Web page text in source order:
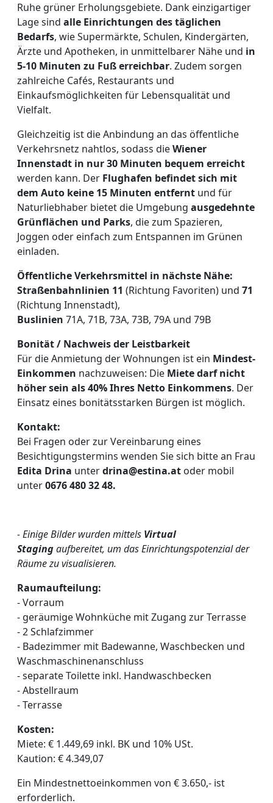
Ruhe grüner Erholungsgebiete. Dank einzigartiger
Lage sind alle Einrichtungen des täglichen
Bedarfs, wie Supermärkte, Schulen, Kindergärten,
Ärzte und Apotheken, in unmittelbarer Nähe und in
5-10 Minuten zu Fuß erreichbar. Zudem sorgen
zahlreiche Cafés, Restaurants und
Einkaufsmöglichkeiten für Lebensqualität und
Vielfalt.
Gleichzeitig ist die Anbindung an das öffentliche
Verkehrsnetz nahtlos, sodass dieWiener
Innenstadt in nur 30 Minuten bequem erreicht
werden kann. Der Flughafen befindet sich mit
dem Auto keine 15 Minuten entfernt und für
Naturliebhaber bietet die Umgebung ausgedehnte
Grünflächen und Parks, die zum Spazieren,
Joggen oder einfach zum Entspannen im Grünen
einladen.
Öffentliche Verkehrsmittel in nächste Nähe:
Straßenbahnlinien 11 (Richtung Favoriten) und 71
(Richtung Innenstadt),
Buslinien 71A, 71B, 73A, 73B, 79A und 79B
Bonität / Nachweis der Leistbarkeit
Für die Anmietung der Wohnungen ist ein Mindest-
Einkommen nachzuweisen: Die Miete darf nicht
höher sein als 40% Ihres Netto Einkommens. Der
Einsatz eines bonitätsstarken Bürgen ist möglich.
Kontakt:
Bei Fragen oder zur Vereinbarung eines
Besichtigungstermins wenden Sie sich bitte an Frau
Edita Drina unterdrina@estina.at oder mobil
unter0676 480 32 48.
- Einige Bilder wurden mittels Virtual
Stagingaufbereitet, um das Einrichtungspotenzial der
Räume zu visualisieren.
Raumaufteilung:
- Vorraum
- geräumige Wohnküche mit Zugang zur Terrasse
- 2 Schlafzimmer
- Badezimmer mit Badewanne, Waschbecken und
Waschmaschinenanschluss
- separate Toilette inkl. Handwaschbecken
- Abstellraum
- Terrasse
Kosten:
Miete: € 1.449,69 inkl. BK und 10% USt.
Kaution: € 4.349,07
Ein Mindestnettoeinkommen von € 3.650,- ist
erforderlich.